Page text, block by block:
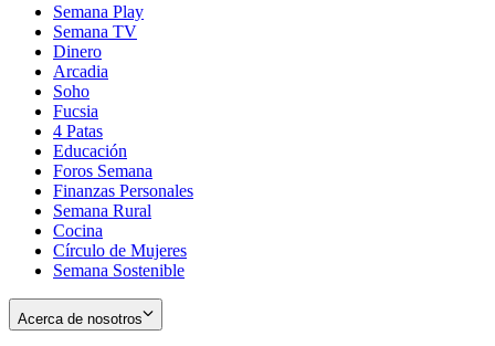
Semana Play
Semana TV
Dinero
Arcadia
Soho
in
new
window
Fucsia
in
new
window
4 Patas
Educación
Foros Semana
Finanzas Personales
Semana Rural
Cocina
Círculo de Mujeres
Semana Sostenible
Acerca de nosotros